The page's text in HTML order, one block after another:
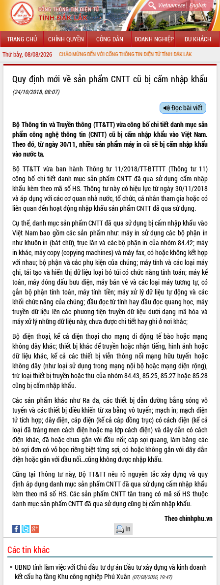
Vietnamese| English
TRANG CHỦ CHÍNH QUYỀN CÔNG DÂN DOANH NGHIỆP DU KHÁCH
Thứ bảy, 08/08/2026CHÀO MỪNG ĐẾN VỚI CỔNG THÔNG TIN ĐIỆN TỬ TỈNH ĐẮK LẮK
LÃNH ĐẠO UBND TỈNH
SỞ, BAN, NGÀNH
UBND CÁC XÃ, PHƯỜNG
THÔNG TIN CHỈ ĐẠO ĐIỀU HÀNH
HỆ THỐNG VĂN BẢN
VĂN BẢN HĐND TỈNH
ĐIỂM TIN VĂN BẢN
QUY HOẠCH - KẾ HOẠCH
VIDEO
Khám bệnh, cấp phát thuốc miễn phí
và tặng quà người dân xã Cư Pui
Hội nghị UBND tỉnh Đắk Lắk thường kỳ
Quy định mới về sản phẩm CNTT cũ bị cấm nhập khẩu
(24/10/2018, 08:07)
Đọc bài viết
Bộ Thông tin và Truyền thông (TT&TT) vừa công bố chi tiết danh mục sản
phẩm công nghệ thông tin (CNTT) cũ bị cấm nhập khẩu vào Việt Nam.
Theo đó, từ ngày 30/11, nhiều sản phẩm máy in cũ sẽ bị cấm nhập khẩu
vào nước ta.
Bộ TT&TT vừa ban hành Thông tư 11/2018/TT-BTTTT (Thông tư 11)
công bố chi tiết danh mục sản phẩm CNTT đã qua sử dụng cấm nhập
khẩu kèm theo mã số HS. Thông tư này có hiệu lực từ ngày 30/11/2018
và áp dụng với các cơ quan nhà nước, tổ chức, cá nhân tham gia hoặc có
liên quan đến hoạt động nhập khẩu sản phẩm CNTT đã qua sử dụng.
Cụ thể, danh mục sản phẩm CNTT đã qua sử dụng bị cấm nhập khẩu vào
Việt Nam bao gồm các sản phẩm như: máy in sử dụng các bộ phận in
như khuôn in (bát chữ), trục lăn và các bộ phận in của nhóm 84.42; máy
in khác, máy copy (copying machines) và máy fax, có hoặc không kết hợp
với nhau; bộ phận và các phụ kiện của chúng; máy tính và các loại máy
ghi, tái tạo và hiển thị dữ liệu loại bỏ túi có chức năng tính toán; máy kế
toán, máy đóng dấu bưu điện, máy bán vé và các loại máy tương tự, có
gắn bộ phận tính toán, máy tính tiền; máy xử lý dữ liệu tự động và các
khối chức năng của chúng; đầu đọc từ tính hay đầu đọc quang học, máy
truyền dữ liệu lên các phương tiện truyền dữ liệu dưới dạng mã hóa và
máy xử lý những dữ liệu này, chưa được chi tiết hay ghi ở nơi khác;
Bộ điện thoại, kể cả điện thoại cho mạng di động tế bào hoặc mạng
không dây khác; thiết bị khác để truyền hoặc nhận tiếng, hình ảnh hoặc
dữ liệu khác, kể cả các thiết bị viễn thông nối mạng hữu tuyến hoặc
không dây (như loại sử dụng trong mạng nội bộ hoặc mạng diện rộng),
trừ loại thiết bị truyền hoặc thu của nhóm 84.43, 85.25, 85.27 hoặc 85.28
cũng bị cấm nhập khẩu.
Các sản phẩm khác như Ra đa, các thiết bị dẫn đường bằng sóng vô
tuyến và các thiết bị điều khiển từ xa bằng vô tuyến; mạch in; mạch điện
tử tích hợp; dây điện, cáp điện (kể cả cáp đồng trục) có cách điện (kể cả
loại đã tráng men cách điện hoặc mạ lớp cách điện) và dây dẫn có cách
điện khác, đã hoặc chưa gắn với đầu nối; cáp sợi quang, làm bằng các
bó sợi đơn có vỏ bọc riêng biệt từng sợi, có hoặc không gắn với dây dẫn
điện hoặc gắn với đầu nối…cũng không được nhập khẩu.
Cũng tại Thông tư này, Bộ TT&TT nêu rõ nguyên tắc xây dựng và quy
định áp dụng danh mục sản phẩm CNTT đã qua sử dụng cấm nhập khẩu
kèm theo mã số HS. Các sản phẩm CNTT tân trang có mã số HS thuộc
danh mục sản phẩm CNTT đã qua sử dụng cũng bị cấm nhập khẩu.
Theo chinhphu.vn
In
Các tin khác
UBND tỉnh làm việc với Chủ đầu tư dự án Đầu tư xây dựng và kinh doanh
kết cấu hạ tầng Khu công nghiệp Phú Xuân (07/08/2026, 19:47)